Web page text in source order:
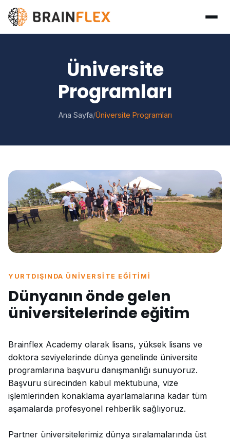
Üniversite
Programları
Ana Sayfa/Üniversite Programları
YURTDIŞINDA ÜNIVERSITE EĞITIMI
Dünyanın önde gelen
üniversitelerinde eğitim
Brainflex Academy olarak lisans, yüksek lisans ve
doktora seviyelerinde dünya genelinde üniversite
programlarına başvuru danışmanlığı sunuyoruz.
Başvuru sürecinden kabul mektubuna, vize
işlemlerinden konaklama ayarlamalarına kadar tüm
aşamalarda profesyonel rehberlik sağlıyoruz.
Partner üniversitelerimiz dünya sıralamalarında üst